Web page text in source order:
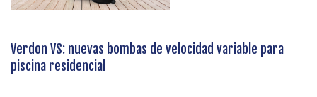
Verdon VS: nuevas bombas de velocidad variable para
piscina residencial